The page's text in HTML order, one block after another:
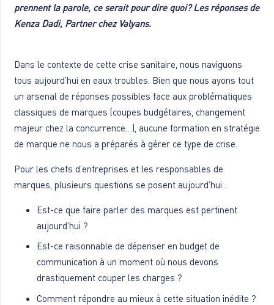
prennent la parole, ce serait pour dire quoi? Les réponses de
Kenza Dadi, Partner chez Valyans.
Dans le contexte de cette crise sanitaire, nous naviguons
tous aujourd’hui en eaux troubles. Bien que nous ayons tout
un arsenal de réponses possibles face aux problématiques
classiques de marques (coupes budgétaires, changement
majeur chez la concurrence…), aucune formation en stratégie
de marque ne nous a préparés à gérer ce type de crise.
Pour les chefs d’entreprises et les responsables de
marques, plusieurs questions se posent aujourd’hui :
Est-ce que faire parler des marques est pertinent
aujourd’hui ?
Est-ce raisonnable de dépenser en budget de
communication à un moment où nous devons
drastiquement couper les charges ?
Comment répondre au mieux à cette situation inédite ?